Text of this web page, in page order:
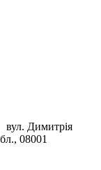
вул. Димитрія
08001